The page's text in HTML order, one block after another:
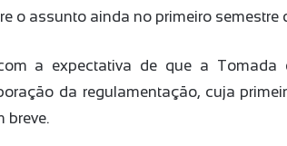
o assunto ainda no primeiro semestre
a expectativa de que a Tomada
da regulamentação, cuja
breve.